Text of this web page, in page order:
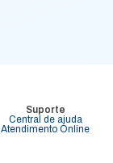
Suporte
Central de ajuda
Atendimento Online